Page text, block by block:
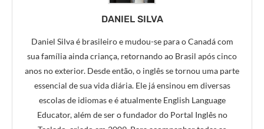
DANIEL SILVA
Daniel Silva é brasileiro e mudou-se para o Canadá com
sua família ainda criança, retornando ao Brasil após cinco
anos no exterior. Desde então, o inglês se tornou uma parte
essencial de sua vida diária. Ele já ensinou em diversas
escolas de idiomas e é atualmente English Language
Educator, além de ser o fundador do Portal Inglês no